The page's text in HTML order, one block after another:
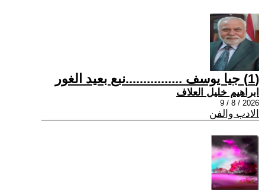
(1) جيا يوسف ................نبع بعيد الغور
ابراهيم خليل العلاف
2026 / 8 / 9
الادب والفن